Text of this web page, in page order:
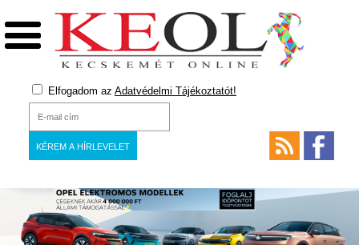
Elfogadom az Adatvédelmi Tájékoztatót!